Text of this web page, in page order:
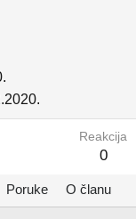
Reakcija
0
Poruke O članu